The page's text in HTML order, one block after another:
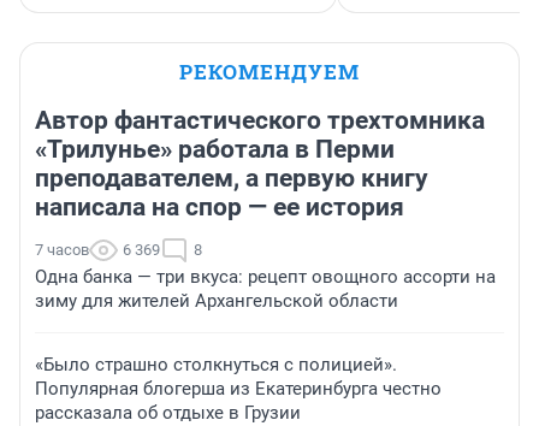
РЕКОМЕНДУЕМ
Автор фантастического трехтомника
«Трилунье» работала в Перми
преподавателем, а первую книгу
написала на спор — ее история
7 часов 6 369 8
Одна банка — три вкуса: рецепт овощного ассорти на
зиму для жителей Архангельской области
«Было страшно столкнуться с полицией».
Популярная блогерша из Екатеринбурга честно
рассказала об отдыхе в Грузии